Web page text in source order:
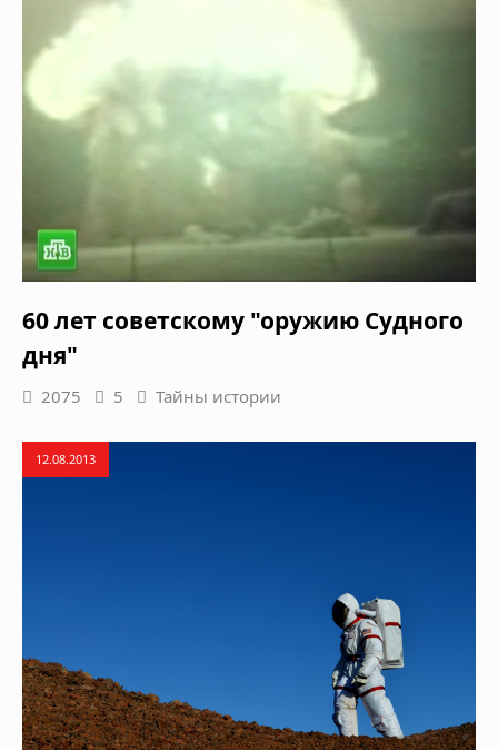
60 лет советскому "оружию Судного
дня"
2075 5 Тайны истории
12.08.2013